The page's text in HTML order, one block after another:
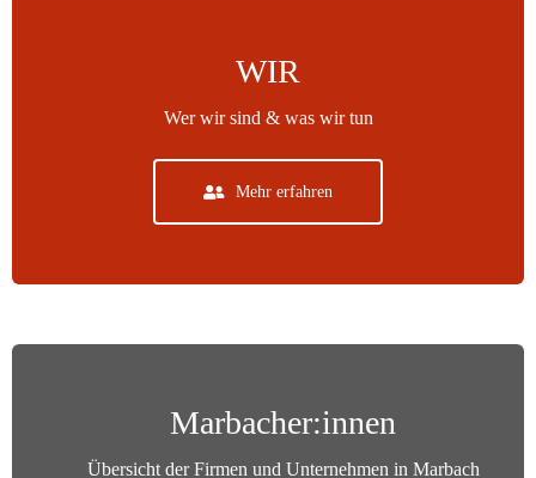
WIR
Wer wir sind & was wir tun
Mehr erfahren
Marbacher:innen
Übersicht der Firmen und Unternehmen in Marbach